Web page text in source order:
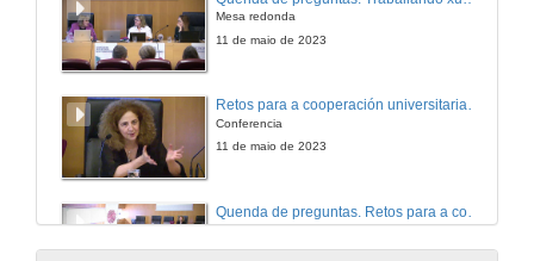
Mesa redonda
11 de maio de 2023
Retos para a cooperación universitaria: unha mirada dende o feminismo decolonial
Conferencia
11 de maio de 2023
11 de maio de 2023